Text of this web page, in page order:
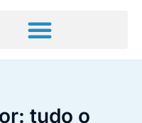
tudo o